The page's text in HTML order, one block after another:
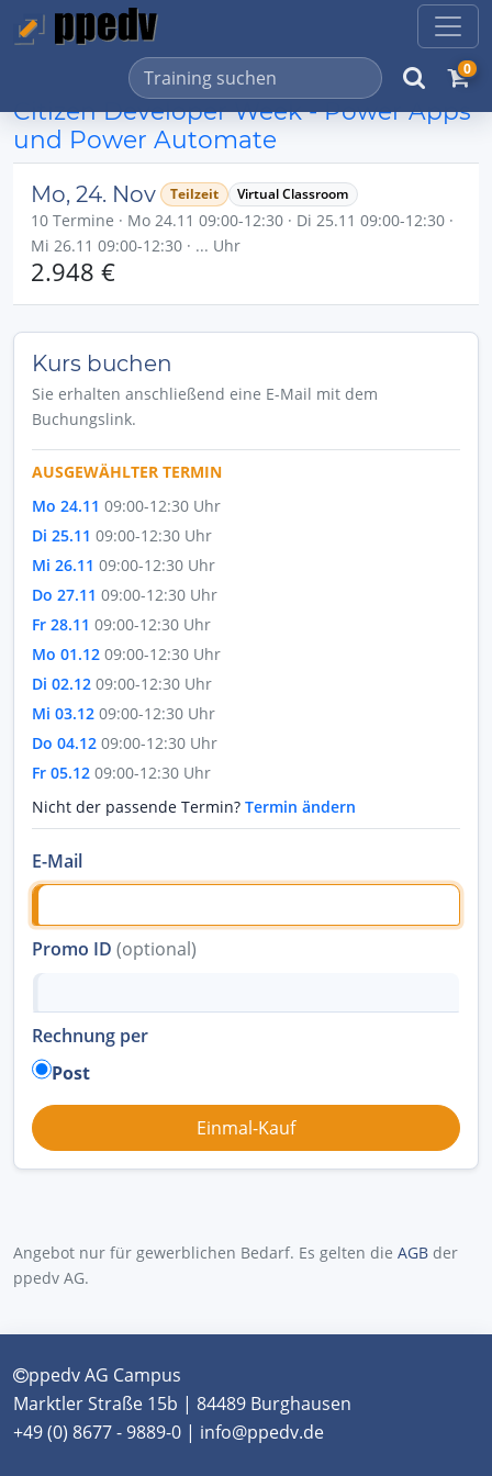
0
Citizen Developer Week - Power Apps
und Power Automate
Mo, 24. Nov Teilzeit Virtual Classroom
10 Termine · Mo 24.11 09:00-12:30 · Di 25.11 09:00-12:30 ·
Mi 26.11 09:00-12:30 · ... Uhr
2.948 €
Kurs buchen
Sie erhalten anschließend eine E-Mail mit dem
Buchungslink.
AUSGEWÄHLTER TERMIN
Mo 24.11 09:00-12:30 Uhr
Di 25.11 09:00-12:30 Uhr
Mi 26.11 09:00-12:30 Uhr
Do 27.11 09:00-12:30 Uhr
Fr 28.11 09:00-12:30 Uhr
Mo 01.12 09:00-12:30 Uhr
Di 02.12 09:00-12:30 Uhr
Mi 03.12 09:00-12:30 Uhr
Do 04.12 09:00-12:30 Uhr
Fr 05.12 09:00-12:30 Uhr
Nicht der passende Termin? Termin ändern
E-Mail
Promo ID (optional)
Rechnung per
Post
Angebot nur für gewerblichen Bedarf. Es gelten die AGB der
ppedv AG.
ppedv AG Campus
Marktler Straße 15b | 84489 Burghausen
+49 (0) 8677 - 9889-0 | info@ppedv.de